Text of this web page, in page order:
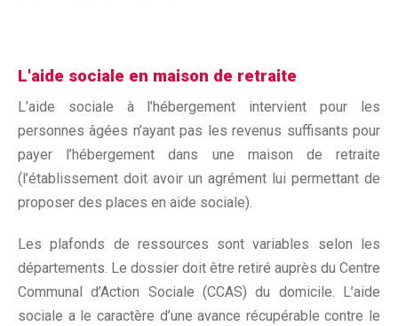
L'aide sociale en maison de retraite
L’aide sociale à l’hébergement intervient pour les
personnes âgées n’ayant pas les revenus suffisants pour
payer l’hébergement dans une maison de retraite
(l’établissement doit avoir un agrément lui permettant de
proposer des places en aide sociale).
Les plafonds de ressources sont variables selon les
départements. Le dossier doit être retiré auprès du Centre
Communal d’Action Sociale (CCAS) du domicile. L’aide
sociale a le caractère d’une avance récupérable contre le